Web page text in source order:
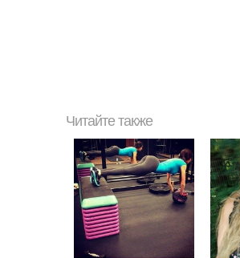
Читайте также